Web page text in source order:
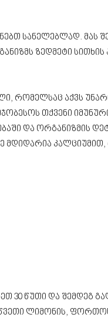
სანელებლად. მას
ზედმეტი სითხის
რომელსაც აქვს
თქვენი
და ორგანიზმის
მდიდარია
30 წუთი და შემდეგ
ლიმონის,